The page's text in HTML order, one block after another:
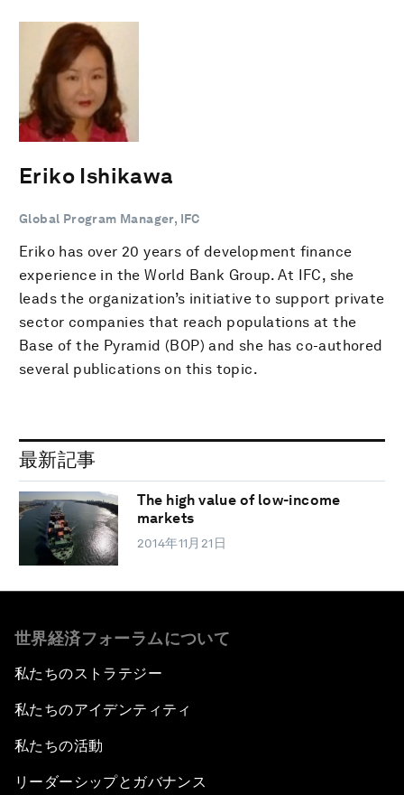
Eriko Ishikawa
Global Program Manager, IFC
Eriko has over 20 years of development finance
experience in the World Bank Group. At IFC, she
leads the organization’s initiative to support private
sector companies that reach populations at the
Base of the Pyramid (BOP) and she has co-authored
several publications on this topic.
最新記事
The high value of low-income
markets
2014年11月21日
世界経済フォーラムについて
私たちのストラテジー
私たちのアイデンティティ
私たちの活動
リーダーシップとガバナンス